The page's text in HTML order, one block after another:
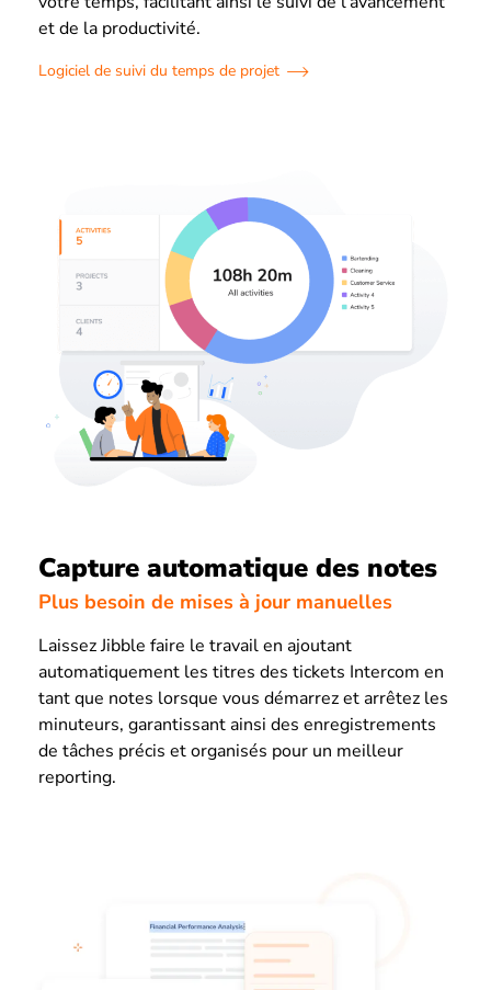
et de la productivité.
Logiciel de suivi du temps de projet
Capture automatique des notes
Plus besoin de mises à jour manuelles
Laissez Jibble faire le travail en ajoutant
automatiquement les titres des tickets Intercom en
tant que notes lorsque vous démarrez et arrêtez les
minuteurs, garantissant ainsi des enregistrements
de tâches précis et organisés pour un meilleur
reporting.